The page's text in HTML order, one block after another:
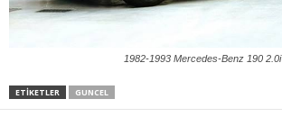
1982-1993 Mercedes-Benz 190 2.0i
ETIKETLER GUNCEL